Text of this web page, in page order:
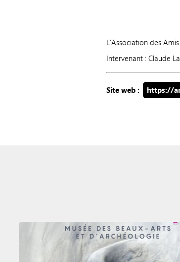
L'Association des
Intervenant : Claude
Site web : https://